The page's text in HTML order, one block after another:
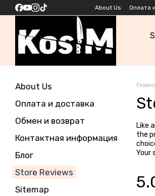
Skip to main content About Us Оплата
Like
the
Your
About Us
Оплата и доставка
Обмен и возврат
Контактная информация
Блог
Store Reviews
Sitemap